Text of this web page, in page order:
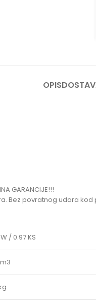
OPIS
GARANCIJE!!!
Bez povratnog udara kod
/ 0.97 KS